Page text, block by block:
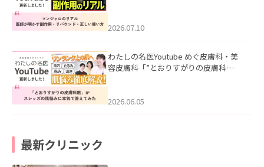
た。
2026.07.10
わたしの名医Youtube めぐ皮膚科・美
容皮膚科「”とおりすがりの皮膚科
2026.06.05
最新クリニック